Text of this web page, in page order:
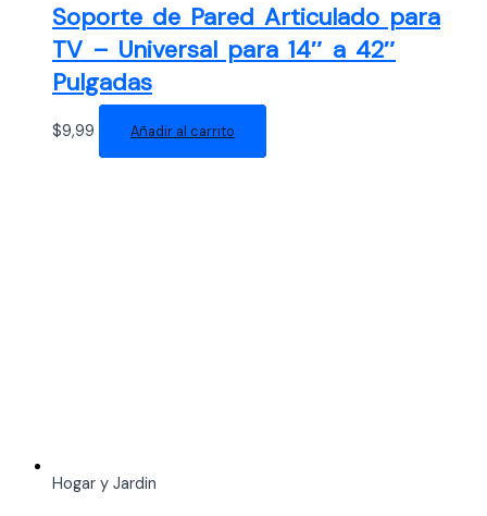
Soporte de Pared Articulado para
TV – Universal para 14″ a 42″
Pulgadas
$9,99 Añadir al carrito
Hogar y Jardin